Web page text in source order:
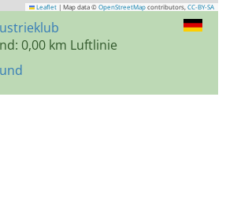
Leaflet | Map data © OpenStreetMap contributors, CC-BY-SA
0,00 km Luftlinie